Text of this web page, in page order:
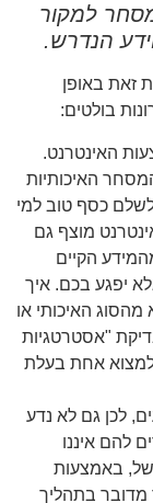
למקור
הנדרש.
זאת באופן
בולטים:
האינטרנט.
האיכותיות
לשלם כסף טוב למי
מוצף גם
שגוי או לא איכותי. לפחות 95% מהמידע הקיים
יפגע בכם. איך
האיכותי או
"אסטרטגיות
אחת בעלת
לכן גם לא נדע
להם איננו
באמצעות
מדובר בתהליך